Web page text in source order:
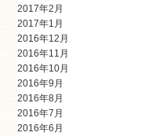
2017年2月
2017年1月
2016年12月
2016年11月
2016年10月
2016年9月
2016年8月
2016年7月
2016年6月